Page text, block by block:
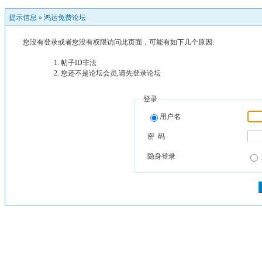
提示信息 » 鸿运免费论坛
您没有登录或者您没有权限访问此页面，可能有如下几个原因:
帖子ID非法
您还不是论坛会员,请先登录论坛
登录
用户名
密 码
隐身登录